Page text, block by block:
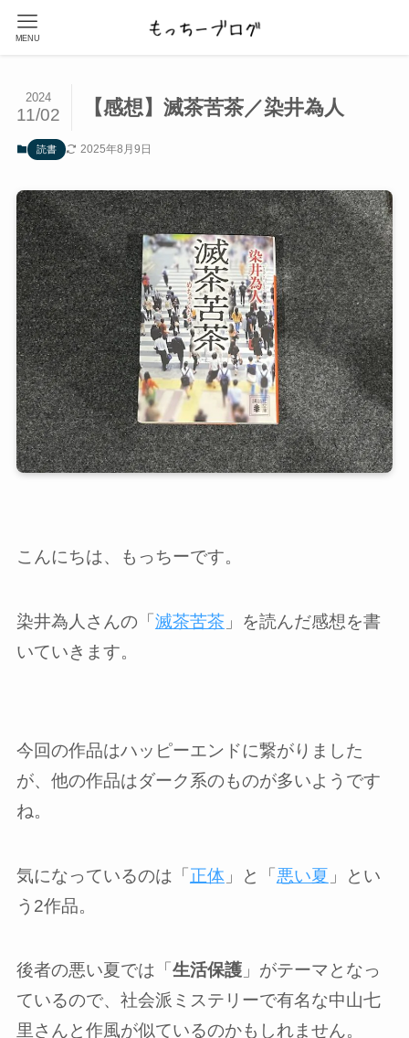
MENU
【感想】滅茶苦茶／染井為人
2024
11/02
読書 2025年8月9日
こんにちは、もっちーです。
染井為人さんの「滅茶苦茶」を読んだ感想を書
いていきます。
今回の作品はハッピーエンドに繋がりました
が、他の作品はダーク系のものが多いようです
ね。
気になっているのは「正体 」と「悪い夏 」とい
う2作品。
後者の悪い夏では「 生活保護」がテーマとなっ
ているので、社会派ミステリーで有名な中山七
里さんと作風が似ているのかもしれません。